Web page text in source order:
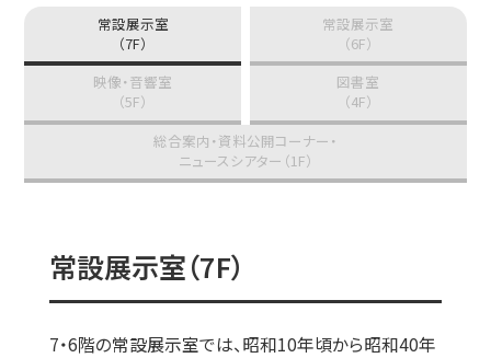
常設展示室
（7F）
常設展示室
（6F）
映像・音響室
（5F）
図書室
（4F）
総合案内・資料公開コーナー・
ニュースシアター（1F）
常設展示室（7F）
7・6階の常設展示室では、昭和10年頃から昭和40年